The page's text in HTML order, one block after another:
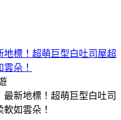
標！超萌巨型白吐司屋超
朵！